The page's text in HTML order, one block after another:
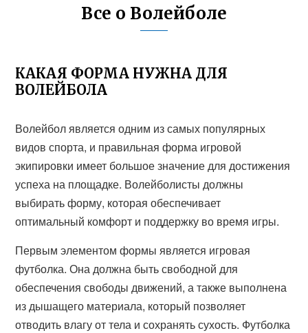
Все о Волейболе
КАКАЯ ФОРМА НУЖНА ДЛЯ
ВОЛЕЙБОЛА
Волейбол является одним из самых популярных
видов спорта, и правильная форма игровой
экипировки имеет большое значение для достижения
успеха на площадке. Волейболисты должны
выбирать форму, которая обеспечивает
оптимальный комфорт и поддержку во время игры.
Первым элементом формы является игровая
футболка. Она должна быть свободной для
обеспечения свободы движений, а также выполнена
из дышащего материала, который позволяет
отводить влагу от тела и сохранять сухость. Футболка